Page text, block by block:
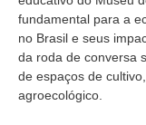
fundamental para a
no Brasil e seus
da roda de conversa
de espaços de
agroecológico.